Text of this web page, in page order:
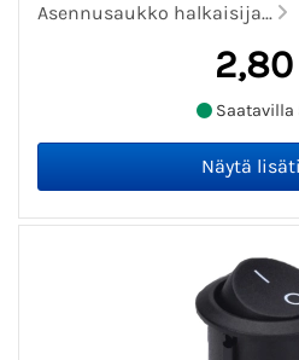
Asennusaukko halkaisija...
Saatavilla